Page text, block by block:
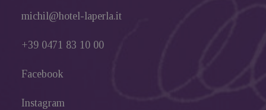
michil@hotel-laperla.it
+39 0471 83 10 00
Facebook
Instagram